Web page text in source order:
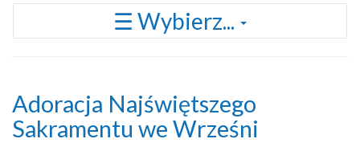
Przełącz
☰ Wybierz...
Adoracja Najświętszego
Sakramentu we Wrześni